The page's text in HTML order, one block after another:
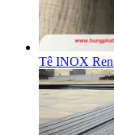
Tê INOX Ren